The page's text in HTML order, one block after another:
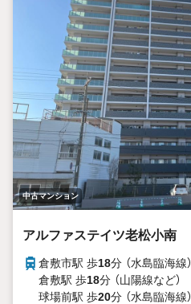
中古マンション
アルファステイツ老松小南
倉敷市駅 歩18分 （水島臨海線）
倉敷駅 歩18分 （山陽線など）
球場前駅 歩20分 （水島臨海線）